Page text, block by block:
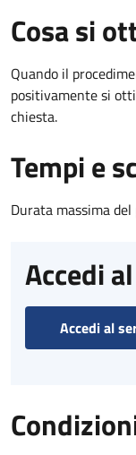
Cosa si
Quando il
positivamente si
chiesta.
Tempi e
Durata massima
Accedi
Accedi al